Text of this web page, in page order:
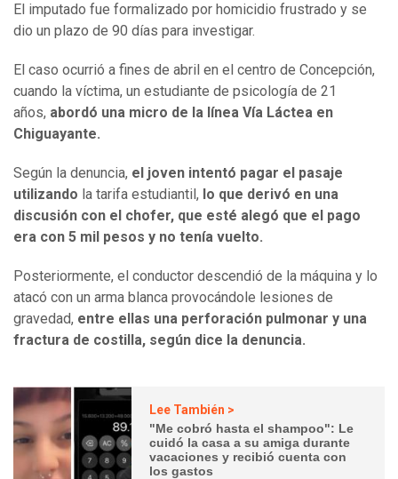
El imputado fue formalizado por homicidio frustrado y se
dio un plazo de 90 días para investigar.
El caso ocurrió a fines de abril en el centro de Concepción,
cuando la víctima, un estudiante de psicología de 21
años, abordó una micro de la línea Vía Láctea en
Chiguayante.
Según la denuncia, el joven intentó pagar el pasaje
utilizando la tarifa estudiantil, lo que derivó en una
discusión con el chofer, que esté alegó que el pago
era con 5 mil pesos y no tenía vuelto.
Posteriormente, el conductor descendió de la máquina y lo
atacó con un arma blanca provocándole lesiones de
gravedad, entre ellas una perforación pulmonar y una
fractura de costilla, según dice la denuncia.
Lee También >
"Me cobró hasta el shampoo": Le
cuidó la casa a su amiga durante
vacaciones y recibió cuenta con
los gastos